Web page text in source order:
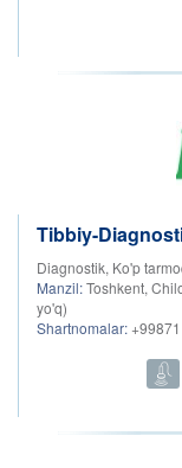
Tibbiy-
Diagnostik, Ko'p
Manzil:Toshkent,
yo'q)
Shartnomalar: